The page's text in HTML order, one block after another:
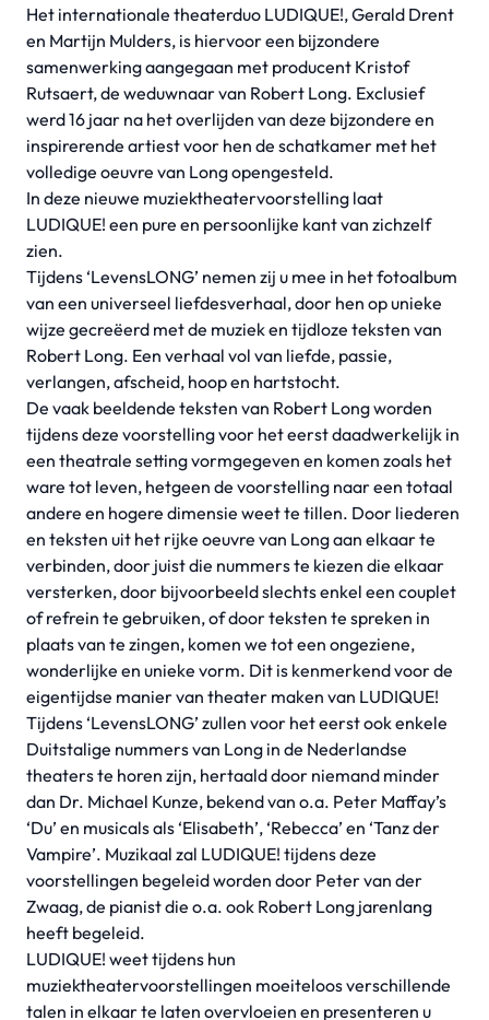
Het internationale theaterduo LUDIQUE!, Gerald Drent
en Martijn Mulders, is hiervoor een bijzondere
samenwerking aangegaan met producent Kristof
Rutsaert, de weduwnaar van Robert Long. Exclusief
werd 16 jaar na het overlijden van deze bijzondere en
inspirerende artiest voor hen de schatkamer met het
volledige oeuvre van Long opengesteld.
In deze nieuwe muziektheatervoorstelling laat
LUDIQUE! een pure en persoonlijke kant van zichzelf
zien.
Tijdens ‘LevensLONG’ nemen zij u mee in het fotoalbum
van een universeel liefdesverhaal, door hen op unieke
wijze gecreëerd met de muziek en tijdloze teksten van
Robert Long. Een verhaal vol van liefde, passie,
verlangen, afscheid, hoop en hartstocht.
De vaak beeldende teksten van Robert Long worden
tijdens deze voorstelling voor het eerst daadwerkelijk in
een theatrale setting vormgegeven en komen zoals het
ware tot leven, hetgeen de voorstelling naar een totaal
andere en hogere dimensie weet te tillen. Door liederen
en teksten uit het rijke oeuvre van Long aan elkaar te
verbinden, door juist die nummers te kiezen die elkaar
versterken, door bijvoorbeeld slechts enkel een couplet
of refrein te gebruiken, of door teksten te spreken in
plaats van te zingen, komen we tot een ongeziene,
wonderlijke en unieke vorm. Dit is kenmerkend voor de
eigentijdse manier van theater maken van LUDIQUE!
Tijdens ‘LevensLONG’ zullen voor het eerst ook enkele
Duitstalige nummers van Long in de Nederlandse
theaters te horen zijn, hertaald door niemand minder
dan Dr. Michael Kunze, bekend van o.a. Peter Maffay’s
‘Du’ en musicals als ‘Elisabeth’, ‘Rebecca’ en ‘Tanz der
Vampire’. Muzikaal zal LUDIQUE! tijdens deze
voorstellingen begeleid worden door Peter van der
Zwaag, de pianist die o.a. ook Robert Long jarenlang
heeft begeleid.
LUDIQUE! weet tijdens hun
muziektheatervoorstellingen moeiteloos verschillende
talen in elkaar te laten overvloeien en presenteren u